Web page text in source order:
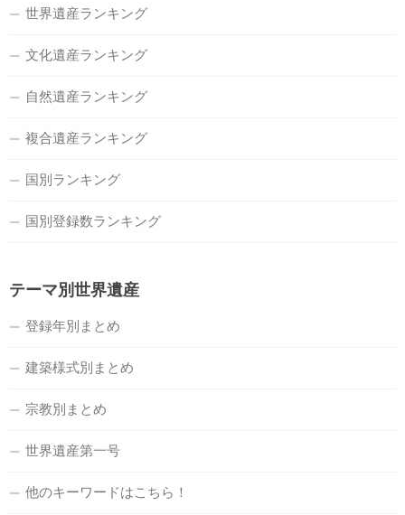
世界遺産ランキング
文化遺産ランキング
自然遺産ランキング
複合遺産ランキング
国別ランキング
国別登録数ランキング
テーマ別世界遺産
登録年別まとめ
建築様式別まとめ
宗教別まとめ
世界遺産第一号
他のキーワードはこちら！